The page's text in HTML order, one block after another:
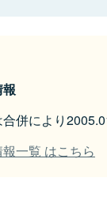
併により
一覧 はこちら